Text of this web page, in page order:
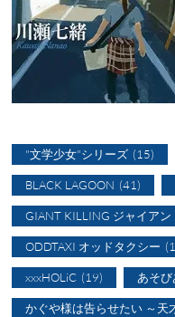
"文学少女"シリーズ (15)
BLACK LAGOON (41)
GIANT KILLING ジャイアン
ODDTAXI オッドタクシー
xxxHOLiC (19) あそ
かぐや様は告らせたい ～天